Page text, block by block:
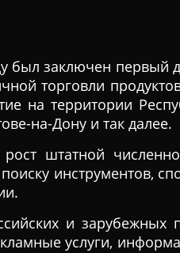
был заключен первый
торговли
на территории
на-Дону и так далее.
штатной
инструментов,
и зарубежных
услуги,